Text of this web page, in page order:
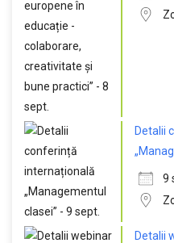
Detalii
9
Detalii